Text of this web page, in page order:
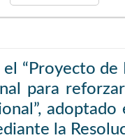
el “Proyecto
para
la